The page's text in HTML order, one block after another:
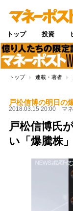
トップ 投資
トップ 連載・著者
戸松信博の明日の
2018.03.15 20:00 マ
戸松信博氏
い「爆騰株